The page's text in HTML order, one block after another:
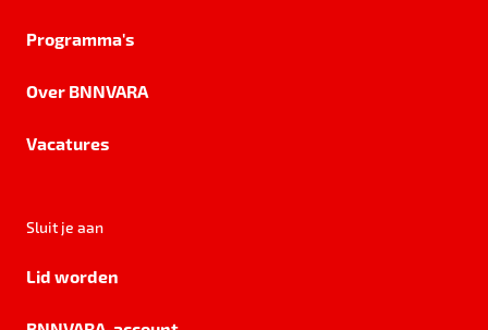
Programma's
Over BNNVARA
Vacatures
Sluit je aan
Lid worden